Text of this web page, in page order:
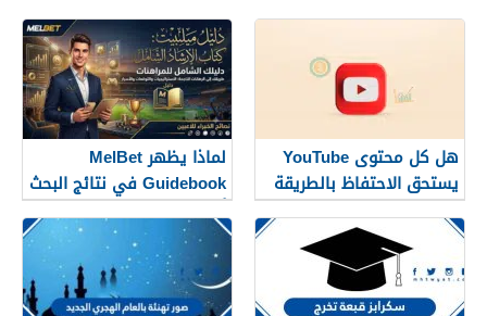
هل كل محتوى YouTube
يستحق الاحتفاظ بالطريقة
نفسها؟
لماذا يظهر MelBet
Guidebook في نتائج البحث
أكثر من صفحات كثيرة؟